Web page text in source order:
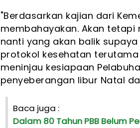
"Berdasarkan kajian dari
membahayakan. Akan
nanti yang akan balik
protokol kesehatan
meninjau kesiapaan
penyeberangan libur Natal
Baca juga :
Dalam 80 Tahun PBB Belum